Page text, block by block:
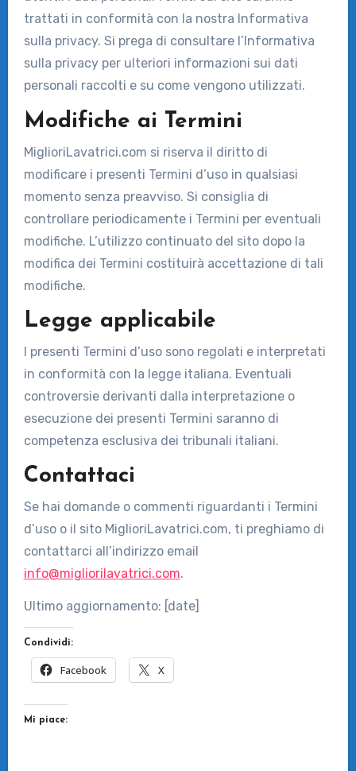
trattati in conformità con la nostra Informativa
sulla privacy. Si prega di consultare l’Informativa
sulla privacy per ulteriori informazioni sui dati
personali raccolti e su come vengono utilizzati.
Modifiche ai Termini
MiglioriLavatrici.com si riserva il diritto di
modificare i presenti Termini d’uso in qualsiasi
momento senza preavviso. Si consiglia di
controllare periodicamente i Termini per eventuali
modifiche. L’utilizzo continuato del sito dopo la
modifica dei Termini costituirà accettazione di tali
modifiche.
Legge applicabile
I presenti Termini d’uso sono regolati e interpretati
in conformità con la legge italiana. Eventuali
controversie derivanti dalla interpretazione o
esecuzione dei presenti Termini saranno di
competenza esclusiva dei tribunali italiani.
Contattaci
Se hai domande o commenti riguardanti i Termini
d’uso o il sito MiglioriLavatrici.com, ti preghiamo di
contattarci all’indirizzo email
info@migliorilavatrici.com.
Ultimo aggiornamento: [date]
Condividi:
Facebook X
Mi piace: